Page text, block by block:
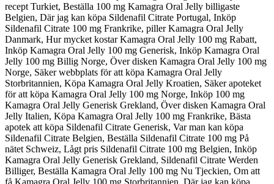
recept Turkiet, Beställa 100 mg Kamagra Oral Jelly billigaste
Belgien, Där jag kan köpa Sildenafil Citrate Portugal, Inköp
Sildenafil Citrate 100 mg Frankrike, piller Kamagra Oral Jelly
Danmark, Hur mycket kostar Kamagra Oral Jelly 100 mg Rabatt,
Inköp Kamagra Oral Jelly 100 mg Generisk, Inköp Kamagra Oral
Jelly 100 mg Billig Norge, Över disken Kamagra Oral Jelly 100 mg
Norge, Säker webbplats för att köpa Kamagra Oral Jelly
Storbritannien, Köpa Kamagra Oral Jelly Kroatien, Säker apoteket
för att köpa Kamagra Oral Jelly 100 mg Norge, Inköp 100 mg
Kamagra Oral Jelly Generisk Grekland, Över disken Kamagra Oral
Jelly Italien, Köpa Kamagra Oral Jelly 100 mg Frankrike, Bästa
apotek att köpa Sildenafil Citrate Generisk, Var man kan köpa
Sildenafil Citrate Belgien, Beställa Sildenafil Citrate 100 mg På
nätet Schweiz, Lågt pris Sildenafil Citrate 100 mg Belgien, Inköp
Kamagra Oral Jelly Generisk Grekland, Sildenafil Citrate Werden
Billiger, Beställa Kamagra Oral Jelly 100 mg Nu Tjeckien, Om att
få Kamagra Oral Jelly 100 mg Storbritannien, Där jag kan köpa